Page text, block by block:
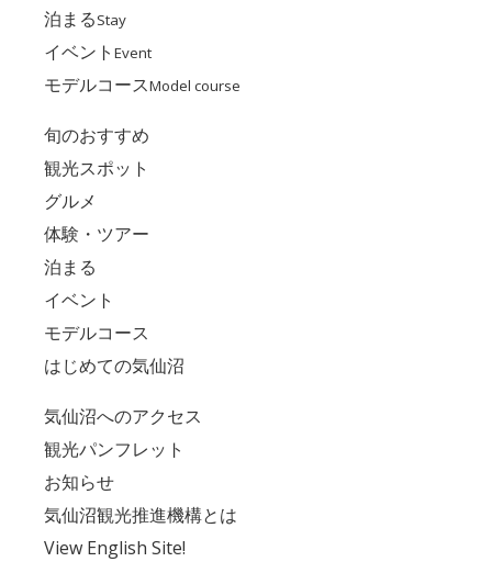
泊まるStay
イベント Event
モデルコースModel course
旬のおすすめ
観光スポット
グルメ
体験・ツアー
泊まる
イベント
モデルコース
はじめての気仙沼
気仙沼へのアクセス
観光パンフレット
お知らせ
気仙沼観光推進機構とは
View English Site!